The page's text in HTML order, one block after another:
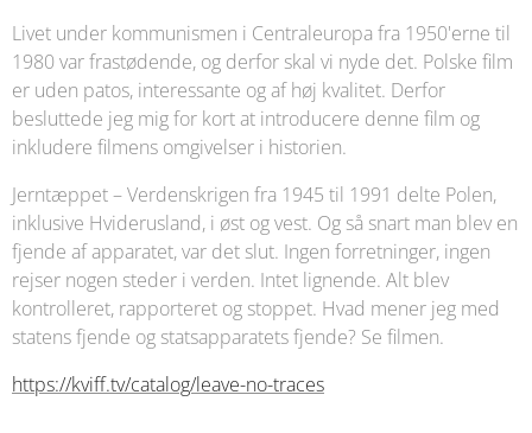
Livet under kommunismen i Centraleuropa fra 1950'erne til
1980 var frastødende, og derfor skal vi nyde det. Polske film
er uden patos, interessante og af høj kvalitet. Derfor
besluttede jeg mig for kort at introducere denne film og
inkludere filmens omgivelser i historien.
Jerntæppet – Verdenskrigen fra 1945 til 1991 delte Polen,
inklusive Hviderusland, i øst og vest. Og så snart man blev en
fjende af apparatet, var det slut. Ingen forretninger, ingen
rejser nogen steder i verden. Intet lignende. Alt blev
kontrolleret, rapporteret og stoppet. Hvad mener jeg med
statens fjende og statsapparatets fjende? Se filmen.
https://kviff.tv/catalog/leave-no-traces